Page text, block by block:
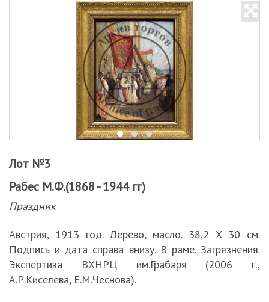
Лот №3
Рабес М.Ф.(1868 - 1944 гг)
Праздник
Австрия, 1913 год. Дерево, масло. 38,2 Х 30 см.
Подпись и дата справа внизу. В раме. Загрязнения.
Экспертиза ВХНРЦ им.Грабаря (2006 г.,
А.Р.Киселева, Е.М.Чеснова).